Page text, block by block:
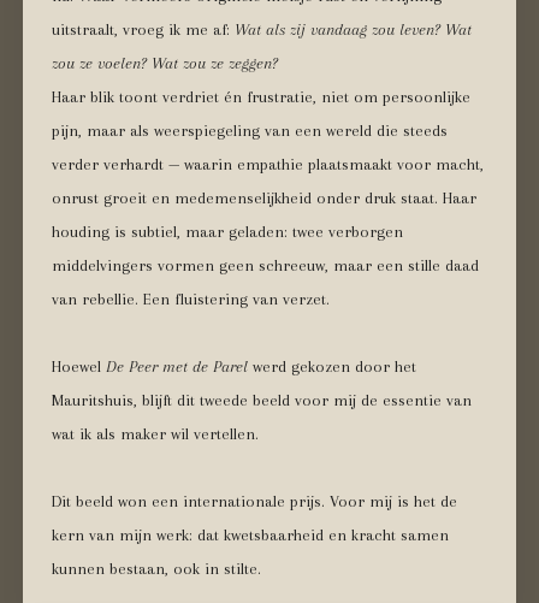
uitstraalt, vroeg ik me af: Wat als zij vandaag zou leven? Wat
zou ze voelen? Wat zou ze zeggen?
Haar blik toont verdriet én frustratie, niet om persoonlijke
pijn, maar als weerspiegeling van een wereld die steeds
verder verhardt — waarin empathie plaatsmaakt voor macht,
onrust groeit en medemenselijkheid onder druk staat. Haar
houding is subtiel, maar geladen: twee verborgen
middelvingers vormen geen schreeuw, maar een stille daad
van rebellie. Een fluistering van verzet.
Hoewel De Peer met de Parel werd gekozen door het
Mauritshuis, blijft dit tweede beeld voor mij de essentie van
wat ik als maker wil vertellen.
Dit beeld won een internationale prijs. Voor mij is het de
kern van mijn werk: dat kwetsbaarheid en kracht samen
kunnen bestaan, ook in stilte.